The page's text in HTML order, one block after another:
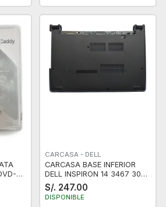
CARCASA - DELL
CARCASA BASE INFERIOR
DELL INSPIRON 14 3467 3000
3465 3462 3468 3478 3476
VOSTRO 14 3467 3000 3465
3462 3468 3478 3476 VGA
S/. 247.00
DISPONIBLE